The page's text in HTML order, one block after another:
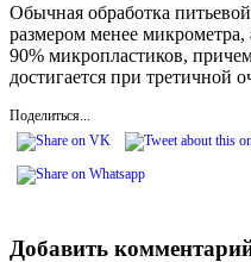
Обычная обработка
размером менее
90% микропластиков,
достигается при третичной
Поделиться...
Добавить